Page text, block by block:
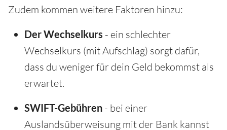
Zudem kommen weitere Faktoren hinzu:
Der Wechselkurs - ein schlechter
Wechselkurs (mit Aufschlag) sorgt dafür,
dass du weniger für dein Geld bekommst als
erwartet.
SWIFT-Gebühren - bei einer
Auslandsüberweisung mit der Bank kannst